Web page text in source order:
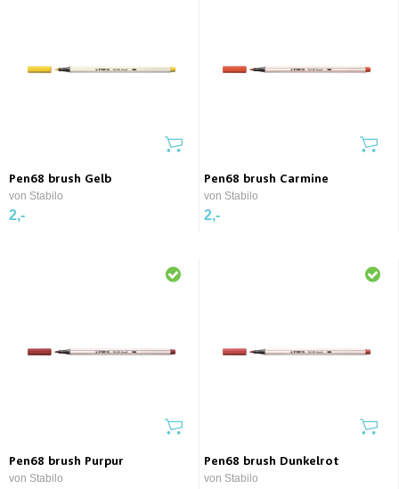
Pen68 brush Gelb
von Stabilo
2,-
Pen68 brush Carmine
von Stabilo
2,-
Pen68 brush Purpur
von Stabilo
Pen68 brush Dunkelrot
von Stabilo